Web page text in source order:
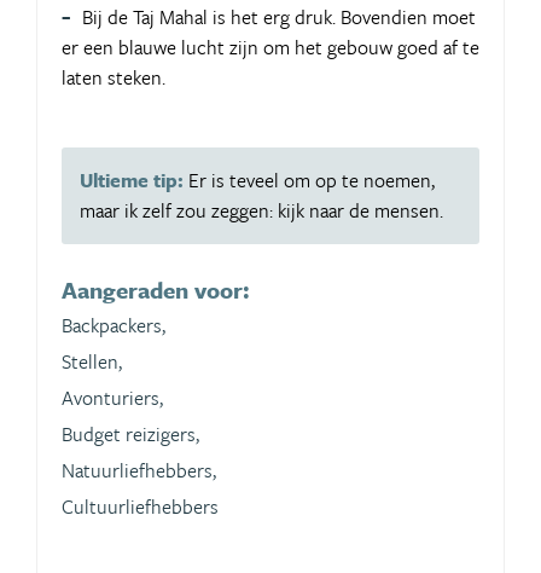
Bij de Taj Mahal is het erg druk. Bovendien moet
er een blauwe lucht zijn om het gebouw goed af te
laten steken.
Ultieme tip: Er is teveel om op te noemen,
maar ik zelf zou zeggen: kijk naar de mensen.
Aangeraden voor:
Backpackers,
Stellen,
Avonturiers,
Budget reizigers,
Natuurliefhebbers,
Cultuurliefhebbers